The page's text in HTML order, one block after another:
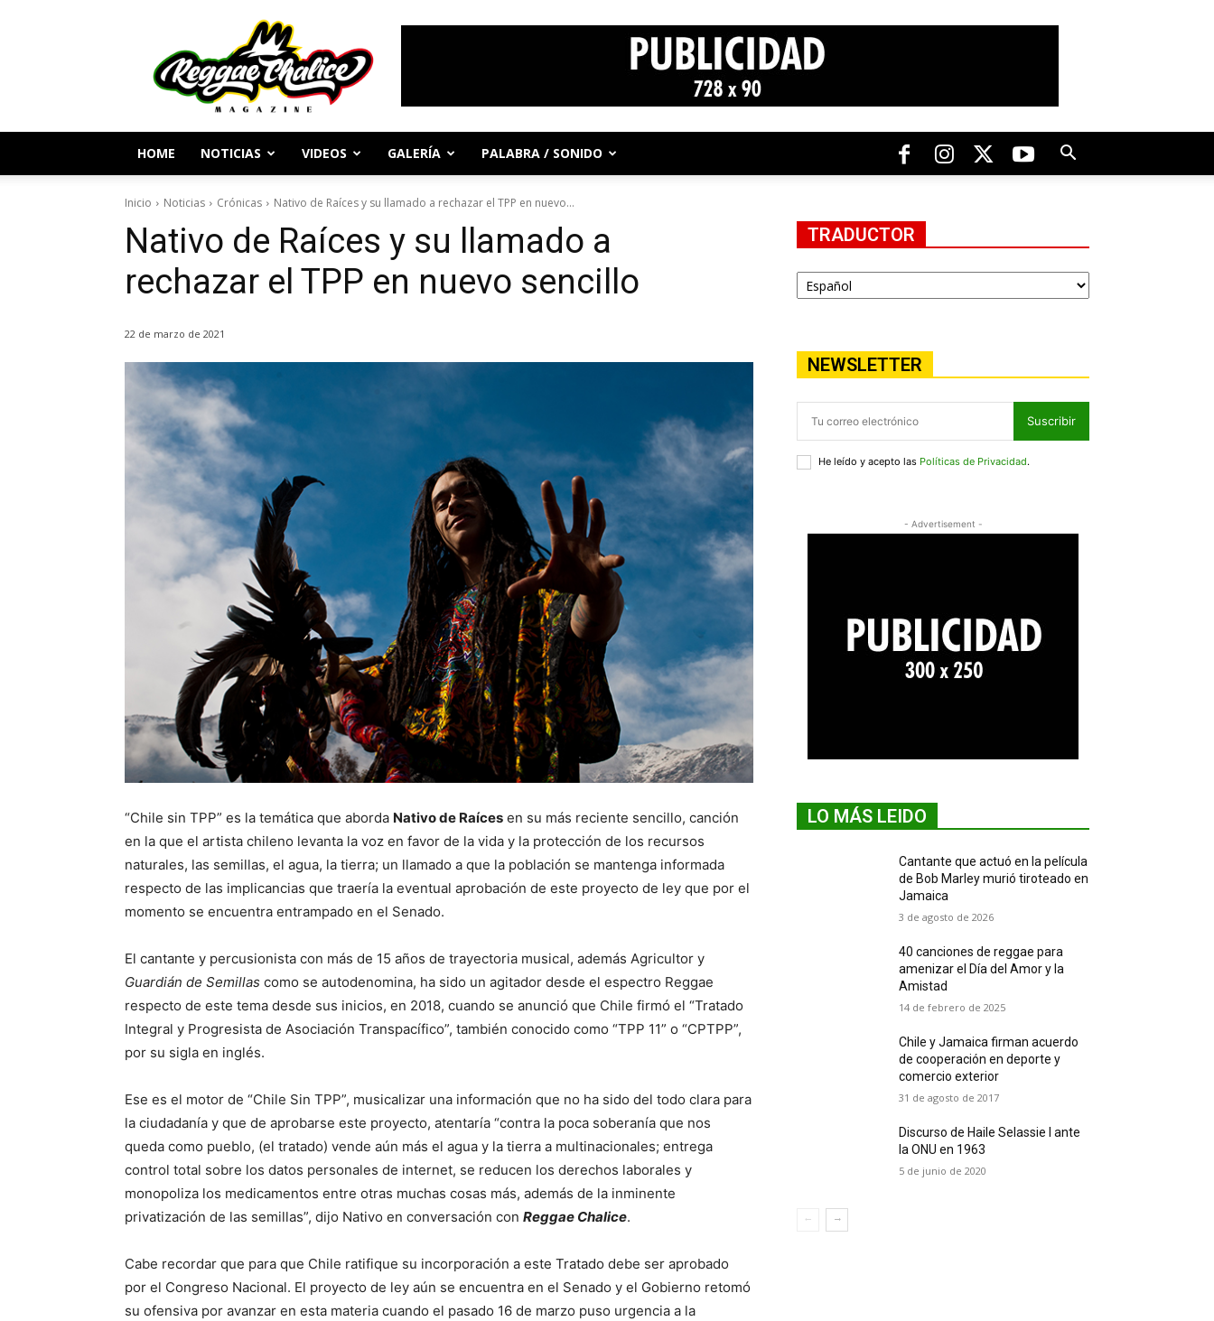
Periodismo
y
Cultura
Reggae
HOME NOTICIAS VIDEOS GALERÍA PALABRA / SONIDO
Inicio Noticias Crónicas Nativo de Raíces y su llamado a rechazar el TPP en nuevo...
Nativo de Raíces y su llamado a
rechazar el TPP en nuevo sencillo
22 de marzo de 2021
“Chile sin TPP” es la temática que aborda Nativo de Raíces en su más reciente sencillo, canción
en la que el artista chileno levanta la voz en favor de la vida y la protección de los recursos
naturales, las semillas, el agua, la tierra; un llamado a que la población se mantenga informada
respecto de las implicancias que traería la eventual aprobación de este proyecto de ley que por el
momento se encuentra entrampado en el Senado.
El cantante y percusionista con más de 15 años de trayectoria musical, además Agricultor y
Guardián de Semillas como se autodenomina, ha sido un agitador desde el espectro Reggae
respecto de este tema desde sus inicios, en 2018, cuando se anunció que Chile firmó el “Tratado
Integral y Progresista de Asociación Transpacífico”, también conocido como “TPP 11” o “CPTPP”,
por su sigla en inglés.
Ese es el motor de “Chile Sin TPP”, musicalizar una información que no ha sido del todo clara para
la ciudadanía y que de aprobarse este proyecto, atentaría “contra la poca soberanía que nos
queda como pueblo, (el tratado) vende aún más el agua y la tierra a multinacionales; entrega
control total sobre los datos personales de internet, se reducen los derechos laborales y
monopoliza los medicamentos entre otras muchas cosas más, además de la inminente
privatización de las semillas”, dijo Nativo en conversación con Reggae Chalice.
Cabe recordar que para que Chile ratifique su incorporación a este Tratado debe ser aprobado
por el Congreso Nacional. El proyecto de ley aún se encuentra en el Senado y el Gobierno retomó
su ofensiva por avanzar en esta materia cuando el pasado 16 de marzo puso urgencia a la
TRADUCTOR
NEWSLETTER
Suscribir
He leído y acepto las Políticas de Privacidad.
- Advertisement -
LO MÁS LEIDO
Cantante que actuó en la película
de Bob Marley murió tiroteado en
Jamaica
3 de agosto de 2026
40 canciones de reggae para
amenizar el Día del Amor y la
Amistad
14 de febrero de 2025
Chile y Jamaica firman acuerdo
de cooperación en deporte y
comercio exterior
31 de agosto de 2017
Discurso de Haile Selassie I ante
la ONU en 1963
5 de junio de 2020